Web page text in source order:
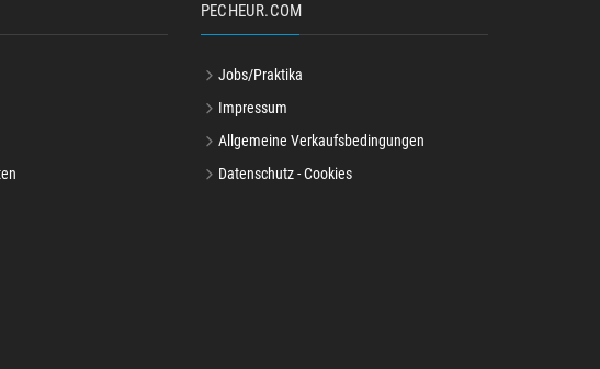
PECHEUR.COM
Jobs/Praktika
Impressum
Allgemeine Verkaufsbedingungen
Datenschutz - Cookies